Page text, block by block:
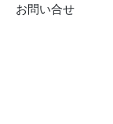
お問い合せ